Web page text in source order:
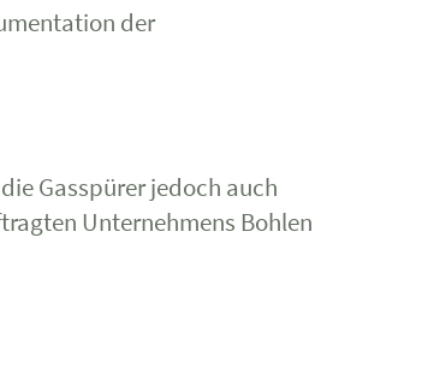
der
Gasspürer jedoch auch
Unternehmens Bohlen